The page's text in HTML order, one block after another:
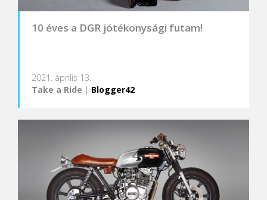
10 éves a DGR jótékonysági futam!
2021. április 13.
Take a Ride | Blogger42